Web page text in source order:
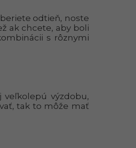
odtieň, noste
ak chcete, aby boli
s rôznymi
výzdobu,
tak to môže mať